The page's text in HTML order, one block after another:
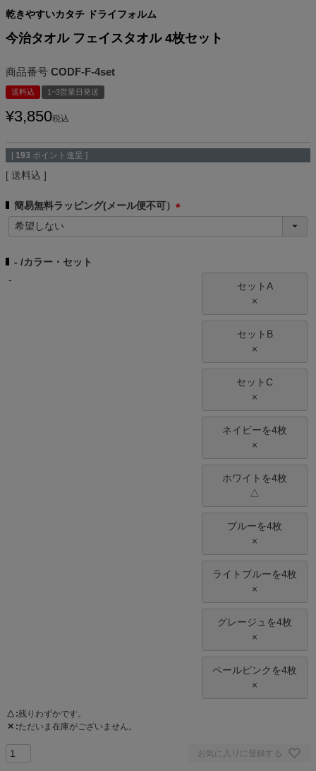
乾きやすいカタチ ドライフォルム
今治タオル フェイスタオル 4枚セット
商品番号 CODF-F-4set
送料込 1~3営業日発送
¥3,850税込
[ 193 ポイント進呈 ]
送料込
簡易無料ラッピング(メール便不可）
必
-
カラー・セット
-
セットA
×
セットB
×
セットC
×
ネイビーを4枚
×
ホワイトを4枚
△
ブルーを4枚
×
ライトブルーを4枚
×
グレージュを4枚
×
ペールピンクを4枚
×
△ 残りわずかです。
✕ ただいま在庫がございません。
お気に入りに登録する